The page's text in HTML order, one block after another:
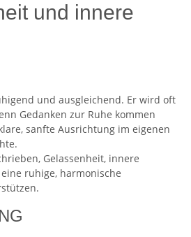
und innere
und ausgleichend. Er wird oft
Gedanken zur Ruhe kommen
sanfte Ausrichtung im eigenen
Gelassenheit, innere
ruhige, harmonische